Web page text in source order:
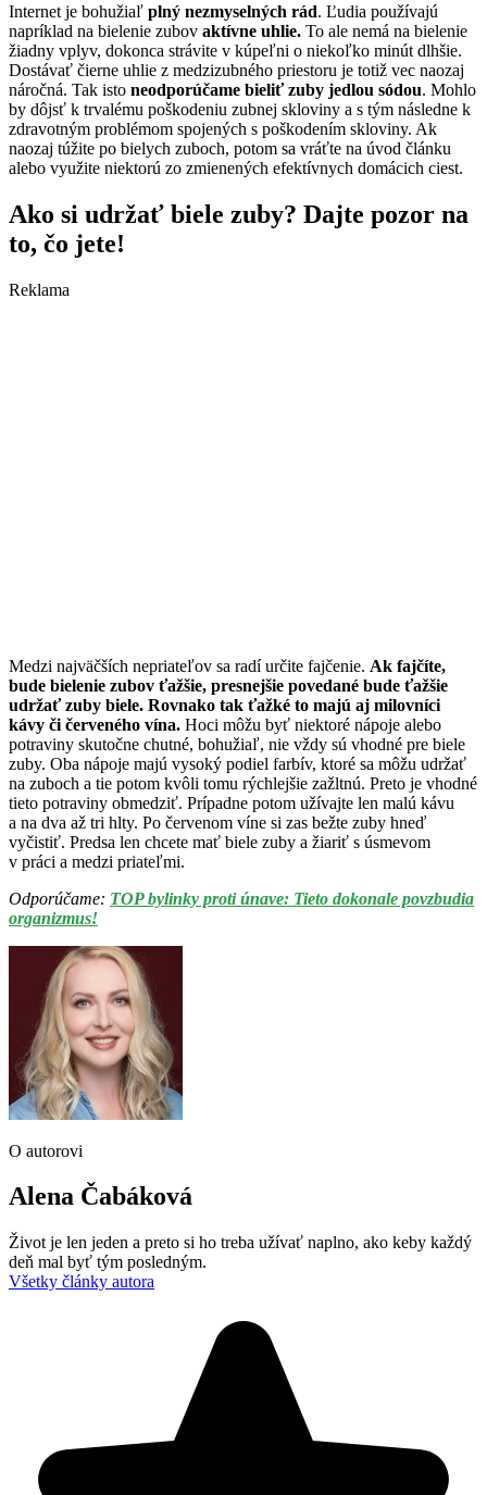
Internet je bohužiaľ plný nezmyselných rád. Ľudia používajú
napríklad na bielenie zubov aktívne uhlie. To ale nemá na bielenie
žiadny vplyv, dokonca strávite v kúpeľni o niekoľko minút dlhšie.
Dostávať čierne uhlie z medzizubného priestoru je totiž vec naozaj
náročná. Tak isto neodporúčame bieliť zuby jedlou sódou. Mohlo
by dôjsť k trvalému poškodeniu zubnej skloviny a s tým následne k
zdravotným problémom spojených s poškodením skloviny. Ak
naozaj túžite po bielych zuboch, potom sa vráťte na úvod článku
alebo využite niektorú zo zmienených efektívnych domácich ciest.
Ako si udržať biele zuby? Dajte pozor na
to, čo jete!
Reklama
Medzi najväčších nepriateľov sa radí určite fajčenie. Ak fajčíte,
bude bielenie zubov ťažšie, presnejšie povedané bude ťažšie
udržať zuby biele. Rovnako tak ťažké to majú aj milovníci
kávy či červeného vína. Hoci môžu byť niektoré nápoje alebo
potraviny skutočne chutné, bohužiaľ, nie vždy sú vhodné pre biele
zuby. Oba nápoje majú vysoký podiel farbív, ktoré sa môžu udržať
na zuboch a tie potom kvôli tomu rýchlejšie zažltnú. Preto je vhodné
tieto potraviny obmedziť. Prípadne potom užívajte len malú kávu
a na dva až tri hlty. Po červenom víne si zas bežte zuby hneď
vyčistiť. Predsa len chcete mať biele zuby a žiariť s úsmevom
v práci a medzi priateľmi.
Odporúčame: TOP bylinky proti únave: Tieto dokonale povzbudia
organizmus!
O autorovi
Alena Čabáková
Život je len jeden a preto si ho treba užívať naplno, ako keby každý
deň mal byť tým posledným.
Všetky články autora